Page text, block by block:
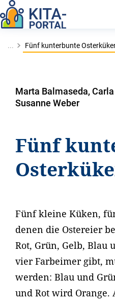
... Fünf kunterbunte
Marta Balmaseda,
Susanne Weber
Fünf
Fünf kleine Küken,
denen die Ostereier
Rot, Grün, Gelb, Blau
vier Farbeimer gibt,
werden: Blau und
und Rot wird Orange.